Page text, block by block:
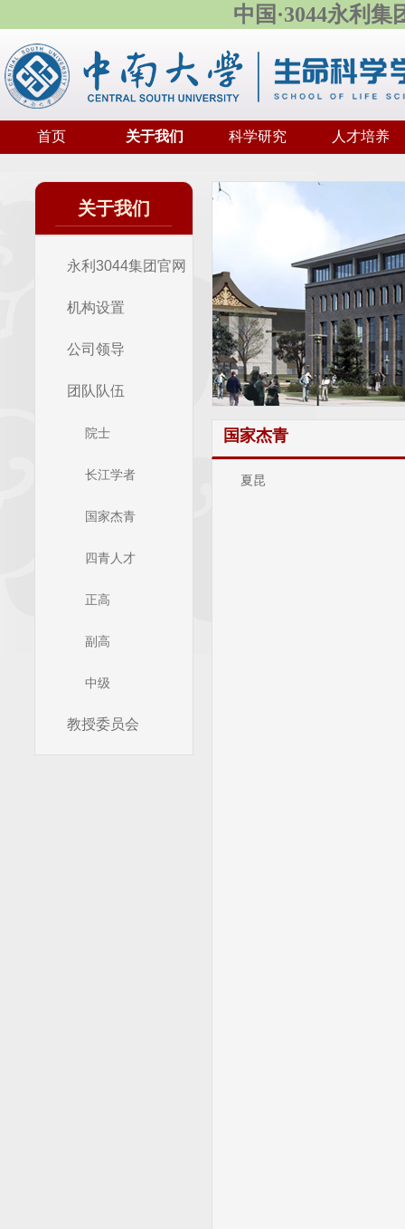
中国·3044永利
首页 关于我们 科学研究 人才培养
关于我们
永利3044集团官网
机构设置
公司领导
团队队伍
院士
长江学者
国家杰青
四青人才
正高
副高
中级
教授委员会
国家杰青
夏昆